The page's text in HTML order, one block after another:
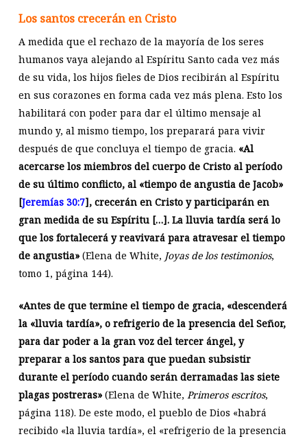
Los santos crecerán en Cristo
A medida que el rechazo de la mayoría de los seres
humanos vaya alejando al Espíritu Santo cada vez más
de su vida, los hijos fieles de Dios recibirán al Espíritu
en sus corazones en forma cada vez más plena. Esto los
habilitará con poder para dar el último mensaje al
mundo y, al mismo tiempo, los preparará para vivir
después de que concluya el tiempo de gracia. «Al
acercarse los miembros del cuerpo de Cristo al período
de su último conflicto, al «tiempo de angustia de Jacob»
[Jeremías 30:7], crecerán en Cristo y participarán en
gran medida de su Espíritu […]. La lluvia tardía será lo
que los fortalecerá y reavivará para atravesar el tiempo
de angustia»(Elena de White, Joyas de los testimonios,
tomo 1, página 144).
«Antes de que termine el tiempo de gracia, «descenderá
la «lluvia tardía», o refrigerio de la presencia del Señor,
para dar poder a la gran voz del tercer ángel, y
preparar a los santos para que puedan subsistir
durante el período cuando serán derramadas las siete
plagas postreras»(Elena de White, Primeros escritos,
página 118). De este modo, el pueblo de Dios «habrá
recibido «la lluvia tardía», el «refrigerio de la presencia